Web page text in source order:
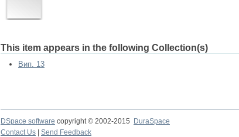
This item appears in the following Collection(s)
Вип. 13
DSpace software copyright © 2002-2015 DuraSpace
Contact Us
Send Feedback